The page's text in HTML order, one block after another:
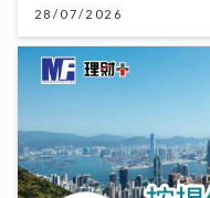
28/07/2026